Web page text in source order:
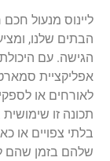
ליינוס מנעול
הבתים שלנו,
הגישה. עם
אפליקציית
לאורחים או
תכונה זו
בלתי צפויים או
שלהם בזמן שהם